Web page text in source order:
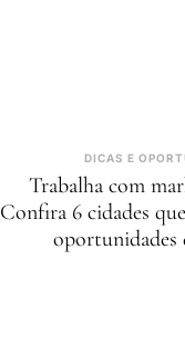
DICAS E
Trabalha com
Confira 6 cidades
oportunidades